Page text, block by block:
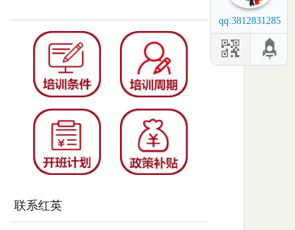
qq:3812831285
联系红英